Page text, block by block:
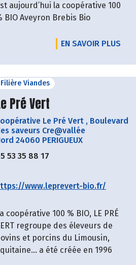
aujourd’hui la coopérative 100
BIO Aveyron Brebis Bio
EN SAVOIR PLUS
Filière Viandes
le producteur
Pré Vert
Le Pré Vert , Boulevard
saveurs Cre@vallée
24060 PERIGUEUX
53 35 88 17
www.leprevert-bio.fr/
coopérative 100 % BIO, LE PRÉ
regroupe des éleveurs de
et porcins du Limousin,
a été créée en 1996